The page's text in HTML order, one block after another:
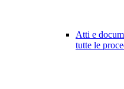
Atti e
tutte le